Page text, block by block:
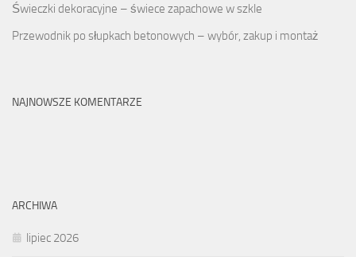
Świeczki dekoracyjne – świece zapachowe w szkle
Przewodnik po słupkach betonowych – wybór, zakup i montaż
NAJNOWSZE KOMENTARZE
ARCHIWA
lipiec 2026